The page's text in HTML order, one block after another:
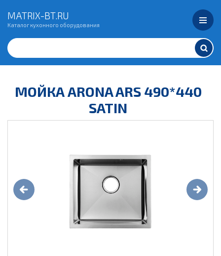
MATRIX-BT.RU
Каталог кухонного оборудования
МОЙКА ARONA ARS 490*440
SATIN